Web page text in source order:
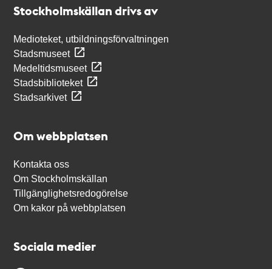
Stockholmskällan drivs av
Medioteket, utbildningsförvaltningen
Stadsmuseet
Medeltidsmuseet
Stadsbiblioteket
Stadsarkivet
Om webbplatsen
Kontakta oss
Om Stockholmskällan
Tillgänglighetsredogörelse
Om kakor på webbplatsen
Sociala medier